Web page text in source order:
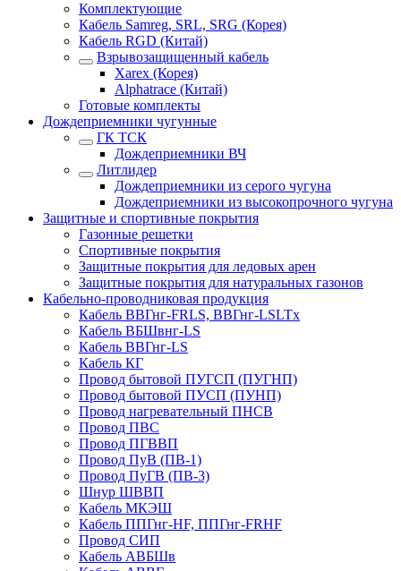
Комплектующие
Кабель Samreg, SRL, SRG (Корея)
Кабель RGD (Китай)
Взрывозащищенный кабель
Xarex (Корея)
Alphatrace (Китай)
Готовые комплекты
Дождеприемники чугунные
ГК ТСК
Дождеприемники ВЧ
Литлидер
Дождеприемники из серого чугуна
Дождеприемники из высокопрочного чугуна
Защитные и спортивные покрытия
Газонные решетки
Спортивные покрытия
Защитные покрытия для ледовых арен
Защитные покрытия для натуральных газонов
Кабельно-проводниковая продукция
Кабель ВВГнг-FRLS, ВВГнг-LSLTx
Кабель ВБШвнг-LS
Кабель ВВГнг-LS
Кабель КГ
Провод бытовой ПУГСП (ПУГНП)
Провод бытовой ПУСП (ПУНП)
Провод нагревательный ПНСВ
Провод ПВС
Провод ПГВВП
Провод ПуВ (ПВ-1)
Провод ПуГВ (ПВ-3)
Шнур ШВВП
Кабель МКЭШ
Кабель ППГнг-HF, ППГнг-FRHF
Провод СИП
Кабель АВБШв